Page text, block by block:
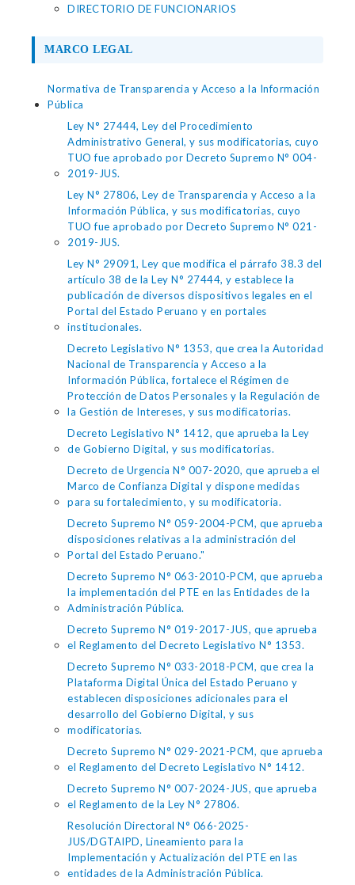
DIRECTORIO DE FUNCIONARIOS
MARCO LEGAL
Normativa de Transparencia y Acceso a la Información
Pública
Ley N° 27444, Ley del Procedimiento
Administrativo General, y sus modificatorias, cuyo
TUO fue aprobado por Decreto Supremo N° 004-
2019-JUS.
Ley N° 27806, Ley de Transparencia y Acceso a la
Información Pública, y sus modificatorias, cuyo
TUO fue aprobado por Decreto Supremo N° 021-
2019-JUS.
Ley N° 29091, Ley que modifica el párrafo 38.3 del
artículo 38 de la Ley N° 27444, y establece la
publicación de diversos dispositivos legales en el
Portal del Estado Peruano y en portales
institucionales.
Decreto Legislativo N° 1353, que crea la Autoridad
Nacional de Transparencia y Acceso a la
Información Pública, fortalece el Régimen de
Protección de Datos Personales y la Regulación de
la Gestión de Intereses, y sus modificatorias.
Decreto Legislativo N° 1412, que aprueba la Ley
de Gobierno Digital, y sus modificatorias.
Decreto de Urgencia N° 007-2020, que aprueba el
Marco de Confianza Digital y dispone medidas
para su fortalecimiento, y su modificatoria.
Decreto Supremo N° 059-2004-PCM, que aprueba
disposiciones relativas a la administración del
Portal del Estado Peruano."
Decreto Supremo N° 063-2010-PCM, que aprueba
la implementación del PTE en las Entidades de la
Administración Pública.
Decreto Supremo N° 019-2017-JUS, que aprueba
el Reglamento del Decreto Legislativo N° 1353.
Decreto Supremo N° 033-2018-PCM, que crea la
Plataforma Digital Única del Estado Peruano y
establecen disposiciones adicionales para el
desarrollo del Gobierno Digital, y sus
modificatorias.
Decreto Supremo N° 029-2021-PCM, que aprueba
el Reglamento del Decreto Legislativo N° 1412.
Decreto Supremo N° 007-2024-JUS, que aprueba
el Reglamento de la Ley N° 27806.
Resolución Directoral N° 066-2025-
JUS/DGTAIPD, Lineamiento para la
Implementación y Actualización del PTE en las
entidades de la Administración Pública.